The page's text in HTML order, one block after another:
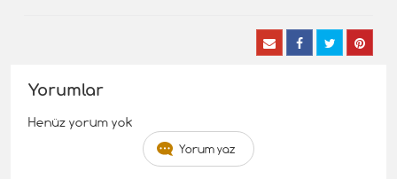
Yorumlar
Henüz yorum yok
Yorum yaz